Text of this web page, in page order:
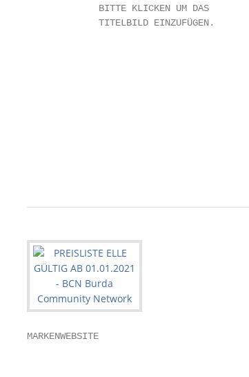
             BITTE KLICKEN UM DAS
             TITELBILD EINZUFÜGEN.
MARKENWEBSITE